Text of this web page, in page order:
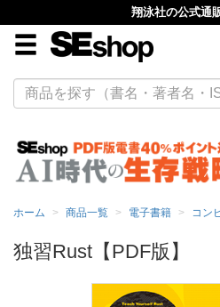
翔泳社の公式通
ホーム 商品一覧 電子書籍 コン
独習Rust【PDF版】